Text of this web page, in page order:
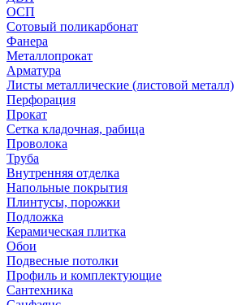
ОСП
Сотовый поликарбонат
Фанера
Металлопрокат
Арматура
Листы металлические (листовой металл)
Перфорация
Прокат
Сетка кладочная, рабица
Проволока
Труба
Внутренняя отделка
Напольные покрытия
Плинтусы, порожки
Подложка
Керамическая плитка
Обои
Подвесные потолки
Профиль и комплектующие
Сантехника